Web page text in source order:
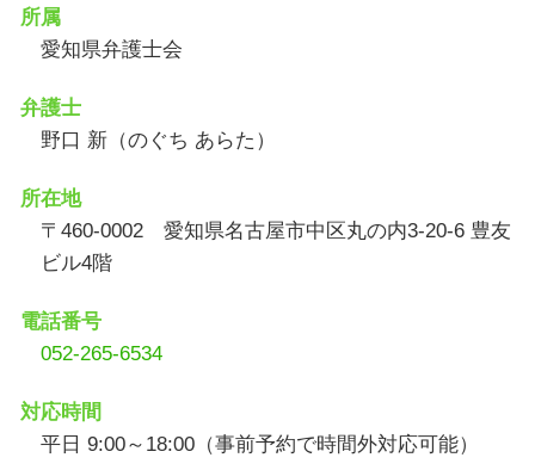
所属
愛知県弁護士会
弁護士
野口 新（のぐち あらた）
所在地
〒460-0002 愛知県名古屋市中区丸の内3-20-6 豊友
ビル4階
電話番号
052-265-6534
対応時間
平日 9:00～18:00（事前予約で時間外対応可能）